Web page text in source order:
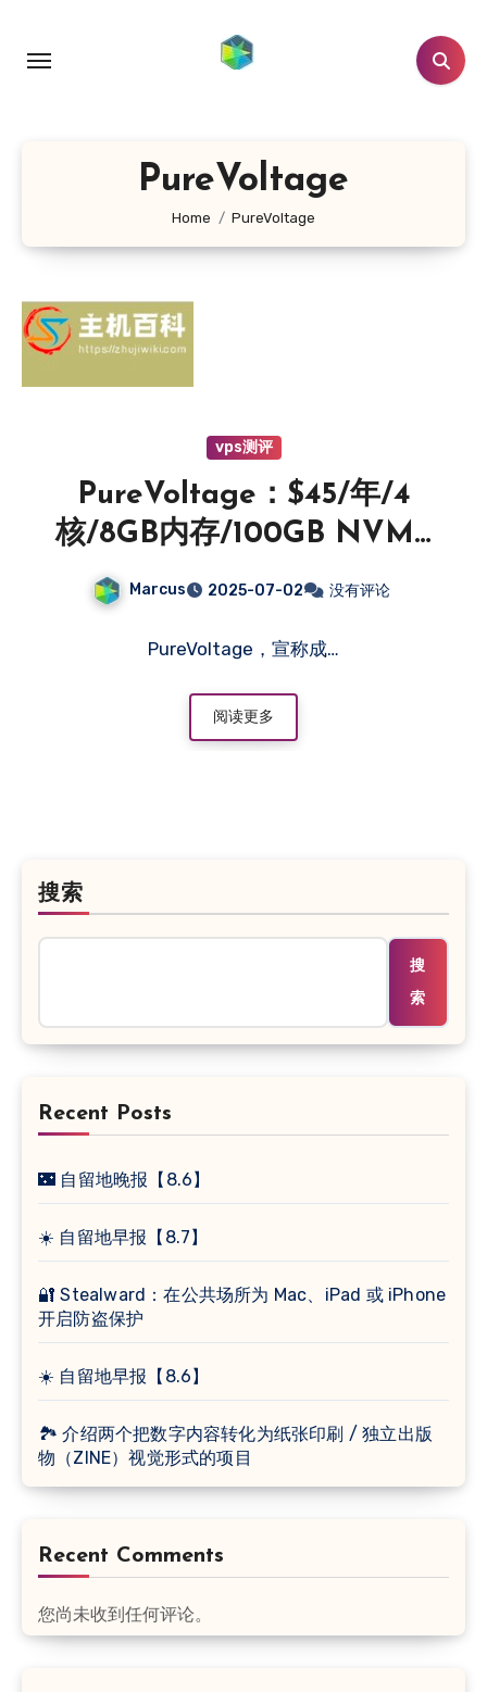
PureVoltage
Home PureVoltage
vps测评
PureVoltage：$45/年/4
核/8GB内存/100GB NVMe
空间/10TB流量/1Gbps端
口/KVM/西雅图/纽约-主机百
科
Marcus 2025-07-02 没有评论
PureVoltage，宣称成…
阅读更多
搜索
搜
索
Recent Posts
🌃 自留地晚报【8.6】
☀️ 自留地早报【8.7】
🔐 Stealward：在公共场所为 Mac、iPad 或 iPhone
开启防盗保护
☀️ 自留地早报【8.6】
🏞 介绍两个把数字内容转化为纸张印刷 / 独立出版
物（ZINE）视觉形式的项目
Recent Comments
您尚未收到任何评论。